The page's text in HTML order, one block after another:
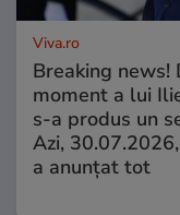
Viva.ro
Breaking news!
moment a lui
s-a produs un
Azi,
a anunțat tot